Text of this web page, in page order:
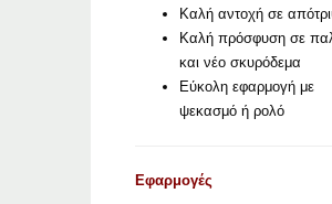
Καλή αντοχή σε
Καλή πρόσφυση σε
και νέο σκυρόδεμα
Εύκολη εφαρμογή με
ψεκασμό ή ρολό
Εφαρμογές